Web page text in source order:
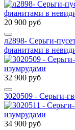
20 900 руб
л2898- Серьги-
фианитами в
32 900 руб
3020509 - Серьги-
34 900 руб